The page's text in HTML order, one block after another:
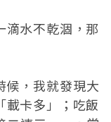
滴水不乾涸，那
，我就發現大
載卡多」；吃飯